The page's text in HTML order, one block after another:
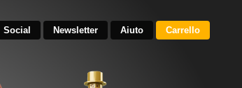
Social Newsletter Aiuto Carrello